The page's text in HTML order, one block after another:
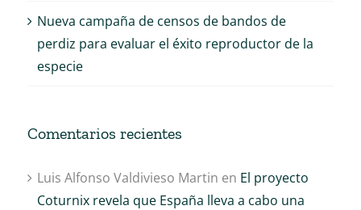
Nueva campaña de censos de bandos de
perdiz para evaluar el éxito reproductor de la
especie
Comentarios recientes
Luis Alfonso Valdivieso Martin en El proyecto
Coturnix revela que España lleva a cabo una